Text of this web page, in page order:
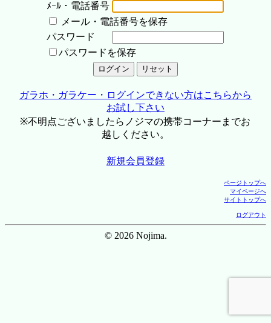
ﾒｰﾙ・電話番号
メール・電話番号を保存
パスワード
パスワードを保存
ガラホ・ガラケー・ログインできない方はこちらから
お試し下さい
※不明点ございましたらノジマの携帯コーナーまでお
越しください。
新規会員登録
ページトップへ
マイページへ
サイトトップへ
ログアウト
© 2026 Nojima.